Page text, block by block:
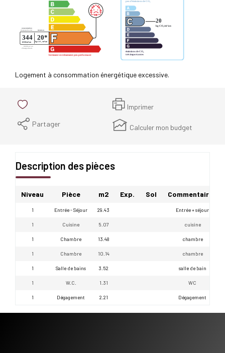
Logement à consommation énergétique excessive.
Imprimer
Partager
Calculer mon budget
Description des pièces
Niveau Pièce m2 Exp. Sol Commentaires
1 Entrée - Séjour 29.43 Entrée + séjour
1 Cuisine 5.07 cuisine
1 Chambre 13.48 chambre
1 Chambre 10.14 chambre
1 Salle de bains 3.52 salle de bain
1 W.C. 1.31 WC
1 Dégagement 2.21 Dégagement